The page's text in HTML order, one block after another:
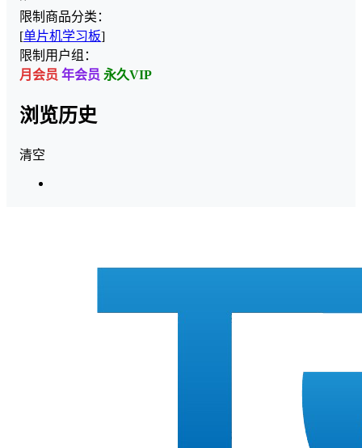
限制商品分类：
[单片机学习板]
限制用户组：
月会员 年会员 永久VIP
浏览历史
清空